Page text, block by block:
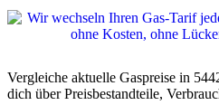
Vergleiche aktuelle Gaspreise in
dich über Preisbestandteile,